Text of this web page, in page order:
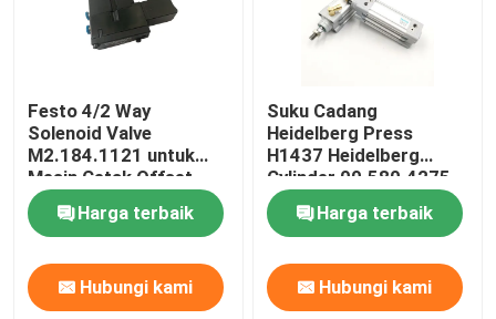
Festo 4/2 Way
Solenoid Valve
M2.184.1121 untuk
Mesin Cetak Offset
Heidelberg 6mm
Harga terbaik
Hubungi kami
Suku Cadang
Heidelberg Press
H1437 Heidelberg
Cylinder 00.580.4275
Ink Cylinder SM/CD102
SM74/52 Offset
Printing
Harga terbaik
Hubungi kami